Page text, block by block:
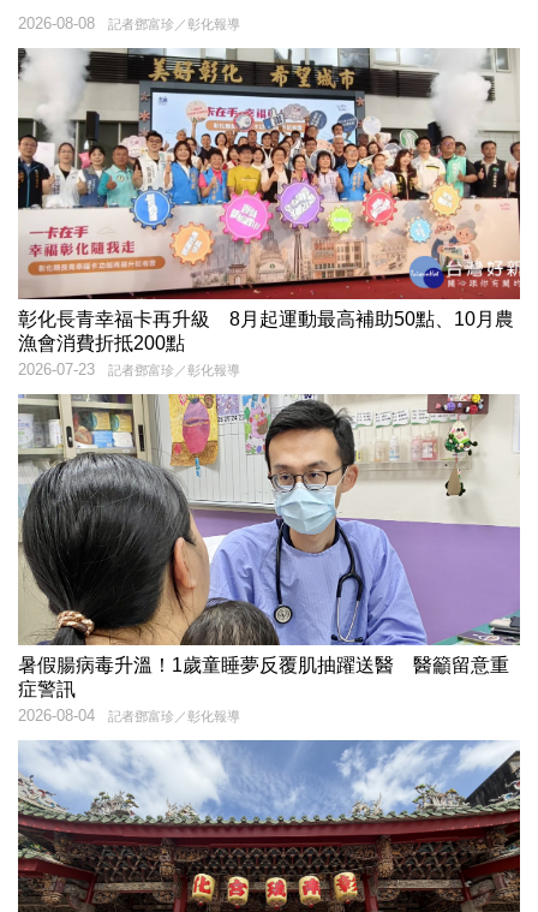
記者鄧富珍／彰化報導
2026-08-08
彰化長青幸福卡再升級 8月起運動最高補助50點、10月農
漁會消費折抵200點
記者鄧富珍／彰化報導
2026-07-23
暑假腸病毒升溫！1歲童睡夢反覆肌抽躍送醫 醫籲留意重
症警訊
記者鄧富珍／彰化報導
2026-08-04